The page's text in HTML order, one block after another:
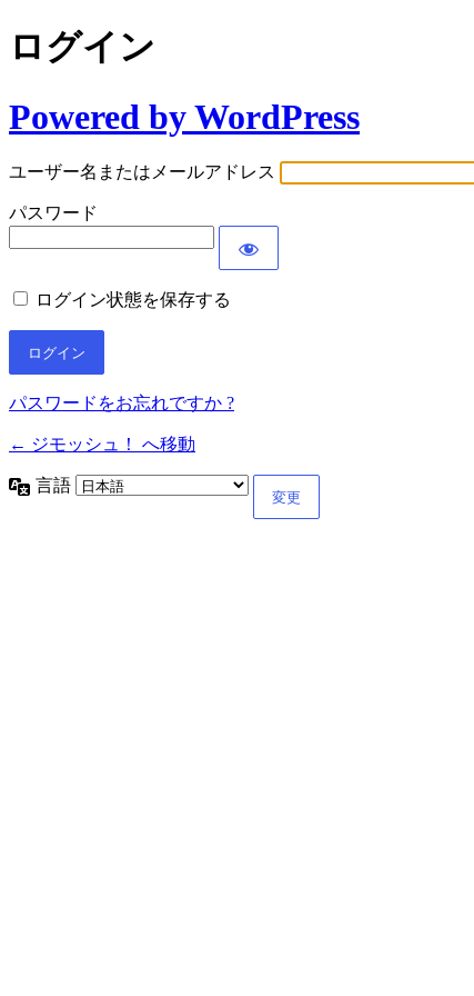
ログイン
Powered by WordPress
ユーザー名またはメールアドレス
パスワード
ログイン状態を保存する
パスワードをお忘れですか ?
← ジモッシュ！ へ移動
言語